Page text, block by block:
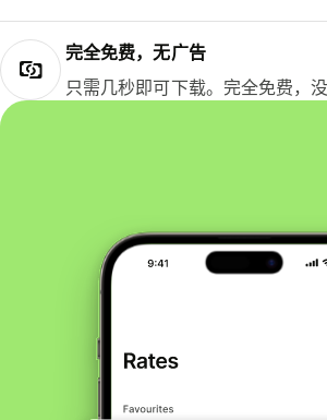
完全免费，无广告
只需几秒即可下载。完全免费，